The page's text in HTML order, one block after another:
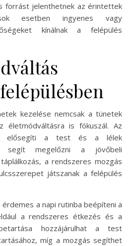
forrást jelenthetnek az érintettek
esetben ingyenes vagy
kínálnak a felépülés
kezelése nemcsak a tünetek
életmódváltásra is fókuszál. Az
elősegíti a test és a lélek
segít megelőzni a jövőbeli
a rendszeres mozgás
játszanak a felépülés
a napi rutinba beépíteni a
a rendszeres étkezés és a
hozzájárulhat a test
míg a mozgás segíthet